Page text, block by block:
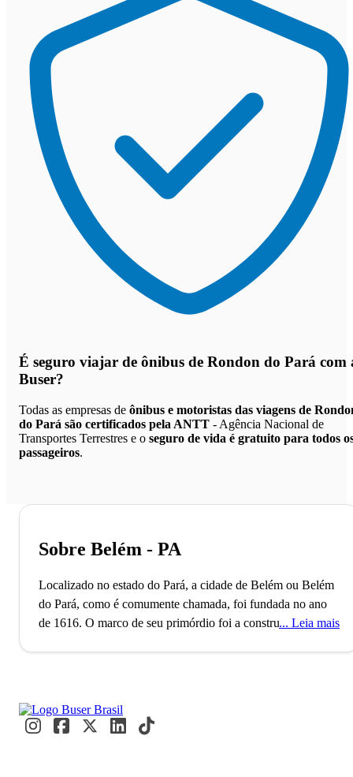
É seguro viajar de ônibus de Rondon do Pará com
Buser?
Todas as empresas de ônibus e motoristas das viagens de
do Pará são certificados pela ANTT - Agência Nacional de
Transportes Terrestres e o seguro de vida é gratuito para todos
passageiros.
Sobre Belém - PA
Localizado no estado do Pará, a cidade de Belém ou Belém
do Pará, como é comumente chamada, foi fundada no ano
de 1616. O marco de seu primórdio foi a construção do
sua história local marcada por disputas territoriais, até por
fim pertencer à coroa portuguesa e se consolidar da forma
Leia mais